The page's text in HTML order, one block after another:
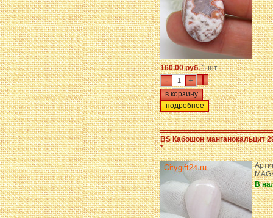
160.00 руб.1 шт.
- +
подробнее
BS Кабошон манганокальцит
*
В